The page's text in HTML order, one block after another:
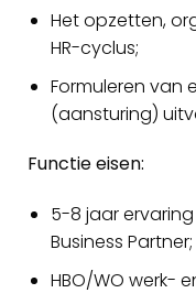
Het opzetten,
HR-cyclus;
Formuleren van
(aansturing)
Functie eisen:
5-8 jaar ervaring
Business Partner;
HBO/WO werk-